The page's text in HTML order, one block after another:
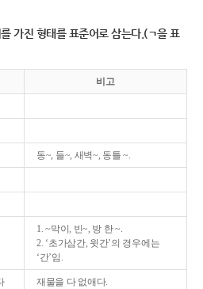
가진 형태를 표준어로 삼는다.(ㄱ을 표
비고
동~, 들~, 새벽~, 동틀 ~.
1. ~막이, 빈~, 방 한 ~.
2. ‘초가삼간, 윗간’의 경우에는
‘간’임.
재물을 다 없애다.